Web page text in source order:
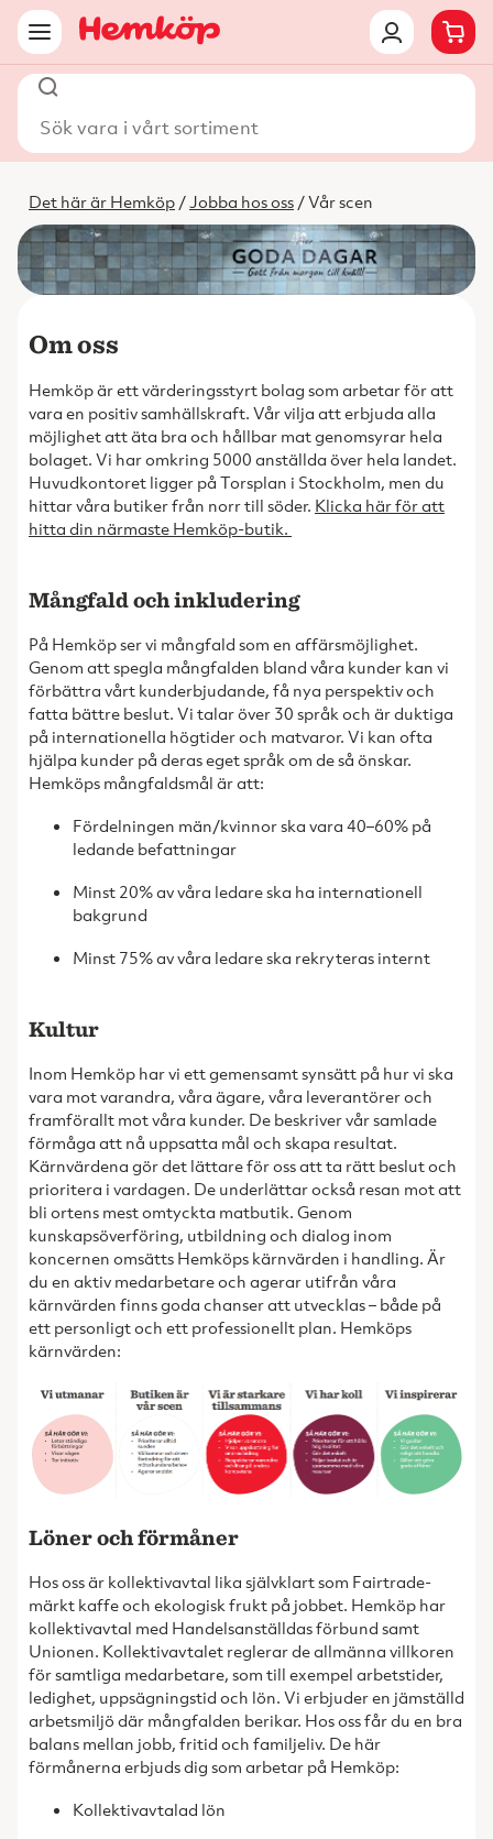
Det här är Hemköp /Jobba hos oss / Vår scen
Om oss
Hemköp är ett värderingsstyrt bolag som arbetar för att
vara en positiv samhällskraft. Vår vilja att erbjuda alla
möjlighet att äta bra och hållbar mat genomsyrar hela
bolaget. Vi har omkring 5000 anställda över hela landet.
Huvudkontoret ligger på Torsplan i Stockholm, men du
hittar våra butiker från norr till söder. Klicka här för att
hitta din närmaste Hemköp-butik.
Mångfald och inkludering
På Hemköp ser vi mångfald som en affärsmöjlighet.
Genom att spegla mångfalden bland våra kunder kan vi
förbättra vårt kunderbjudande, få nya perspektiv och
fatta bättre beslut. Vi talar över 30 språk och är duktiga
på internationella högtider och matvaror. Vi kan ofta
hjälpa kunder på deras eget språk om de så önskar.
Hemköps mångfaldsmål är att:
Fördelningen män/kvinnor ska vara 40–60% på
ledande befattningar
Minst 20% av våra ledare ska ha internationell
bakgrund
Minst 75% av våra ledare ska rekryteras internt
Kultur
Inom Hemköp har vi ett gemensamt synsätt på hur vi ska
vara mot varandra, våra ägare, våra leverantörer och
framförallt mot våra kunder. De beskriver vår samlade
förmåga att nå uppsatta mål och skapa resultat.
Kärnvärdena gör det lättare för oss att ta rätt beslut och
prioritera i vardagen. De underlättar också resan mot att
bli ortens mest omtyckta matbutik. Genom
kunskapsöverföring, utbildning och dialog inom
koncernen omsätts Hemköps kärnvärden i handling. Är
du en aktiv medarbetare och agerar utifrån våra
kärnvärden finns goda chanser att utvecklas – både på
ett personligt och ett professionellt plan. Hemköps
kärnvärden:
Löner och förmåner
Hos oss är kollektivavtal lika självklart som Fairtrade-
märkt kaffe och ekologisk frukt på jobbet. Hemköp har
kollektivavtal med Handelsanställdas förbund samt
Unionen. Kollektivavtalet reglerar de allmänna villkoren
för samtliga medarbetare, som till exempel arbetstider,
ledighet, uppsägningstid och lön. Vi erbjuder en jämställd
arbetsmiljö där mångfalden berikar. Hos oss får du en bra
balans mellan jobb, fritid och familjeliv. De här
förmånerna erbjuds dig som arbetar på Hemköp:
Kollektivavtalad lön